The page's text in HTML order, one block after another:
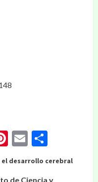
Pinterest
Email
el desarrollo cerebral
de Ciencia y